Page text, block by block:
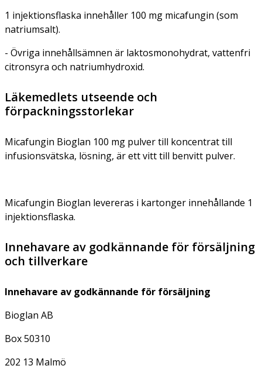
1 injektionsflaska innehåller 100 mg micafungin (som
natriumsalt).
- Övriga innehållsämnen är laktosmonohydrat, vattenfri
citronsyra och natriumhydroxid.
Läkemedlets utseende och
förpackningsstorlekar
Micafungin Bioglan 100 mg pulver till koncentrat till
infusionsvätska, lösning, är ett vitt till benvitt pulver.
Micafungin Bioglan levereras i kartonger innehållande 1
injektionsflaska.
Innehavare av godkännande för försäljning
och tillverkare
Innehavare av godkännande för försäljning
Bioglan AB
Box 50310
202 13 Malmö